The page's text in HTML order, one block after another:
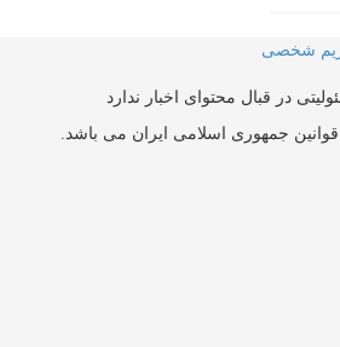
شخصی
در قبال محتوای اخبار ندارد
جمهوری اسلامی ایران می باشد.